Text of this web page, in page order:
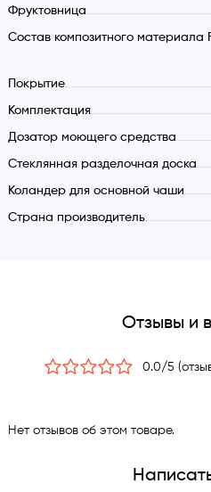
Мойка Fabiano Classic
антибактериальное
размножению микробов и
изделия.
Фруктовница
Состав композитного материала
Покрытие
Комплектация
Дозатор моющего средства
Стеклянная разделочная доска
Коландер для основной чаши
Страна производитель
Отзывы и
0.0/5
Нет отзывов об этом товаре.